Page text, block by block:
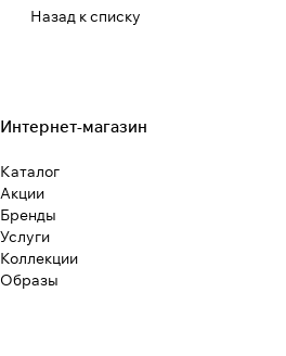
Назад к списку
Интернет-магазин
Каталог
Акции
Бренды
Услуги
Коллекции
Образы